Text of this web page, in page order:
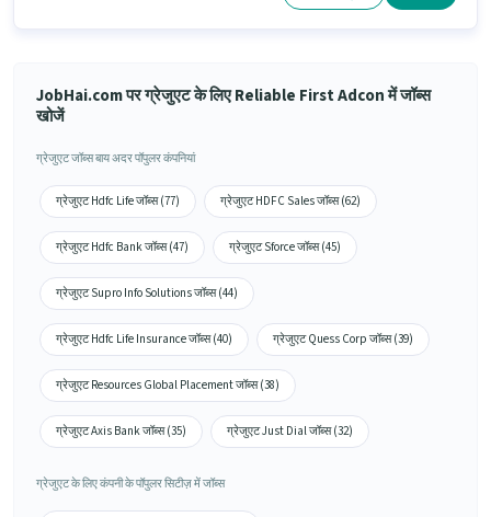
JobHai.com पर ग्रेजुएट के लिए Reliable First Adcon में जॉब्स
खोजें
ग्रेजुएट जॉब्स बाय अदर पॉपुलर कंपनियां
ग्रेजुएट Hdfc Life जॉब्स (77) ग्रेजुएट HDFC Sales जॉब्स (62)
ग्रेजुएट Hdfc Bank जॉब्स (47) ग्रेजुएट Sforce जॉब्स (45)
ग्रेजुएट Supro Info Solutions जॉब्स (44)
ग्रेजुएट Hdfc Life Insurance जॉब्स (40) ग्रेजुएट Quess Corp जॉब्स (39)
ग्रेजुएट Resources Global Placement जॉब्स (38)
ग्रेजुएट Axis Bank जॉब्स (35) ग्रेजुएट Just Dial जॉब्स (32)
ग्रेजुएट के लिए कंपनी के पॉपुलर सिटीज़ में जॉब्स